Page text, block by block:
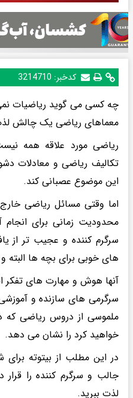
کدخبر: 3214710
چه کسی می گوید ریاضیات
معماهای ریاضی یک چالش
ریاضی مورد علاقه همه
تکالیف ریاضی و معادلات
این موضوع عصبانی کند.
اما وقتی مسائل ریاضی
محدودیت زمانی برای انجام
های خوبی برای بچه ها البته و
آنها هوش و مهارت های تفکر
سرگرمی های سازنده و
ملموسی از دروس ریاضی که
خواهید کرد را نشان می دهد.
در این مطلب از بیتوته
جالب و سرگرم کننده را قرار
لذت ببرید.